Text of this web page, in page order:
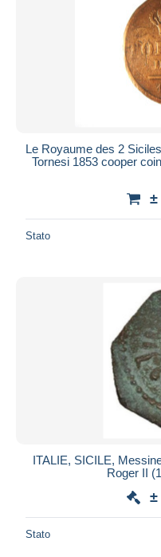
Le Royaume des 2
Tornesi 1853 cooper
±
Stato
ITALIE, SICILE,
Roger II
±
Stato